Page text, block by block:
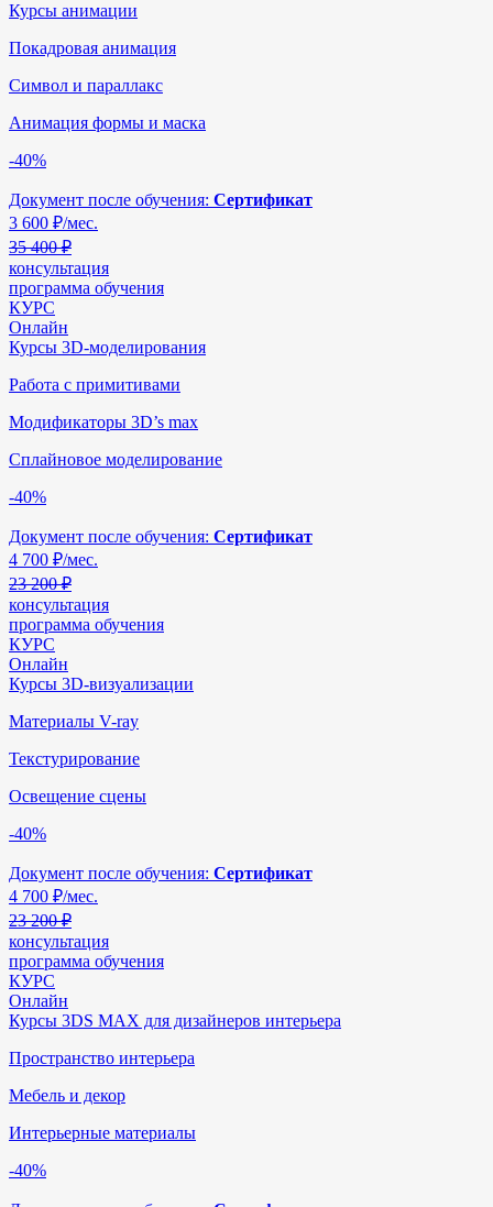
Курсы анимации
Покадровая анимация
Символ и параллакс
Анимация формы и маска
-40%
Документ после обучения: Сертификат
3 600 ₽/мес.
35 400 ₽
консультация
программа обучения
КУРС
Онлайн
Курсы 3D-моделирования
Работа с примитивами
Модификаторы 3D’s max
Сплайновое моделирование
-40%
Документ после обучения: Сертификат
4 700 ₽/мес.
23 200 ₽
консультация
программа обучения
КУРС
Онлайн
Курсы 3D-визуализации
Материалы V-ray
Текстурирование
Освещение сцены
-40%
Документ после обучения: Сертификат
4 700 ₽/мес.
23 200 ₽
консультация
программа обучения
КУРС
Онлайн
Курсы 3DS MAX для дизайнеров интерьера
Пространство интерьера
Мебель и декор
Интерьерные материалы
-40%